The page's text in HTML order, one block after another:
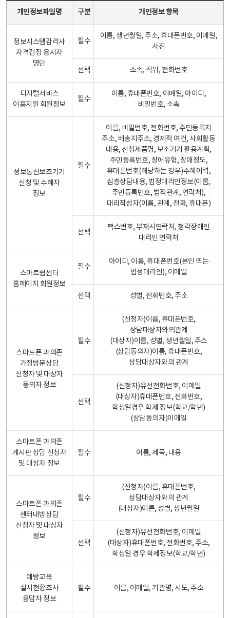
개인정보파일명 구분 개인정보 항목
정보시스템감리사
자격검정 응시자
명단
필수
이름, 생년월일, 주소, 휴대폰번호, 이메일,
사진
선택 소속, 직위, 전화번호
디지털서비스
이용지원 회원정보
필수
이름, 휴대폰번호, 이메일, 아이디,
비밀번호, 소속
정보통신보조기기
신청 및 수혜자
정보
필수
이름, 비밀번호, 전화번호, 주민등록지
주소, 배송지주소, 경제적 여건, 사회활동
내용, 신청제품명, 보조기기 활용계획,
주민등록번호, 장애유형, 장애정도,
휴대폰번호(해당하는 경우)수혜이력,
심층상담내용, 법정대리인정보(이름,
주민등록번호, 법적관계, 연락처),
대리작성자(이름, 관계, 전화, 휴대폰)
선택
팩스번호, 부재시연락처, 청각장애인
대리인 연락처
스마트쉼센터
홈페이지 회원정보
필수
아이디, 이름, 휴대폰번호(본인 또는
법정대리인), 이메일
선택 성별, 전화번호, 주소
스마트폰 과의존
가정방문상담
신청자 및 대상자
동의자 정보
필수
(신청자)이름, 휴대폰번호,
상담대상자와의관계
(대상자)이름, 성별, 생년월일, 주소
(상담동의자)이름, 휴대폰번호,
상담대상자와의 관계
선택
(신청자)유선전화번호, 이메일
(대상자)휴대폰번호, 전화번호,
학생일경우 학제 정보(학교/학년)
(상담동의자)이메일
스마트폰 과의존
게시판 상담 신청자
및 대상자 정보
필수 이름, 제목, 내용
스마트폰 과의존
센터내방상담
신청자 및 대상자
정보
필수
(신청자)이름, 휴대폰번호,
상담대상자와의 관계
(대상자)이른, 성별, 생년월일
선택
(신청자)유선전화번호, 이메일
(대상자)휴대폰번호, 전화번호, 주소,
학생일 경우 학제정보(학교/학년)
예방교육
실시현황조사
응답자 정보
필수 이름, 이메일, 기관명, 시도, 주소